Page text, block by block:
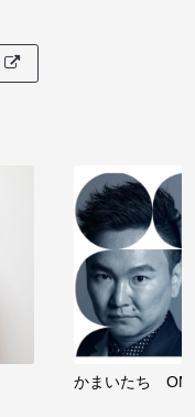
かまいたち